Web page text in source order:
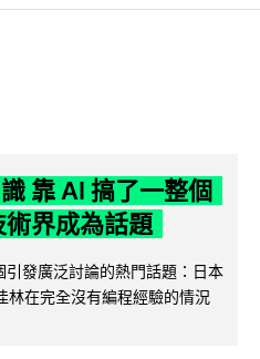
靠 AI 搞了一整個
界成為話題
發廣泛討論的熱門話題：日本
林在完全沒有編程經驗的情況